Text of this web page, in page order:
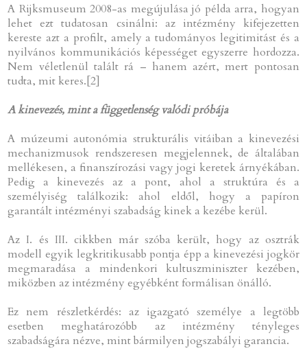
A Rijksmuseum 2008-as megújulása jó példa arra, hogyan
lehet ezt tudatosan csinálni: az intézmény kifejezetten
kereste azt a profilt, amely a tudományos legitimitást és a
nyilvános kommunikációs képességet egyszerre hordozza.
Nem véletlenül talált rá – hanem azért, mert pontosan
tudta, mit keres.[2]
A kinevezés, mint a függetlenség valódi próbája
A múzeumi autonómia strukturális vitáiban a kinevezési
mechanizmusok rendszeresen megjelennek, de általában
mellékesen, a finanszírozási vagy jogi keretek árnyékában.
Pedig a kinevezés az a pont, ahol a struktúra és a
személyiség találkozik: ahol eldől, hogy a papíron
garantált intézményi szabadság kinek a kezébe kerül.
Az I. és III. cikkben már szóba került, hogy az osztrák
modell egyik legkritikusabb pontja épp a kinevezési jogkör
megmaradása a mindenkori kultuszminiszter kezében,
miközben az intézmény egyébként formálisan önálló.
Ez nem részletkérdés: az igazgató személye a legtöbb
esetben meghatározóbb az intézmény tényleges
szabadságára nézve, mint bármilyen jogszabályi garancia.